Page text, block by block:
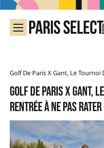
Golf de Paris x Gant,
rentrée à ne pas rater